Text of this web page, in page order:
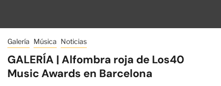
Galería Música Noticias
GALERÍA | Alfombra roja de Los40
Music Awards en Barcelona